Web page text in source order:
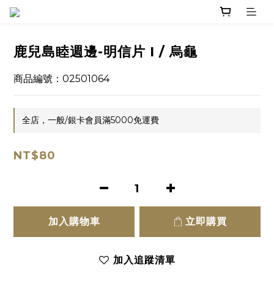
鹿兒島睦週邊-明信片 I / 烏龜
商品編號：02501064
全店，一般/銀卡會員滿5000免運費
NT$80
加入購物車 立即購買
加入追蹤清單